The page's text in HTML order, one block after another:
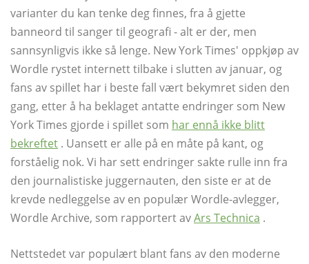
varianter du kan tenke deg finnes, fra å gjette
banneord til sanger til geografi - alt er der, men
sannsynligvis ikke så lenge. New York Times' oppkjøp av
Wordle rystet internett tilbake i slutten av januar, og
fans av spillet har i beste fall vært bekymret siden den
gang, etter å ha beklaget antatte endringer som New
York Times gjorde i spillet som har ennå ikke blitt
bekreftet . Uansett er alle på en måte på kant, og
forståelig nok. Vi har sett endringer sakte rulle inn fra
den journalistiske juggernauten, den siste er at de
krevde nedleggelse av en populær Wordle-avlegger,
Wordle Archive, som rapportert avArs Technica .
Nettstedet var populært blant fans av den moderne